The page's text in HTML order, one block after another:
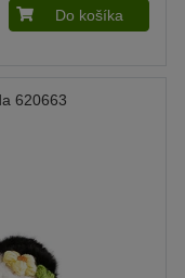
Do košíka
620663